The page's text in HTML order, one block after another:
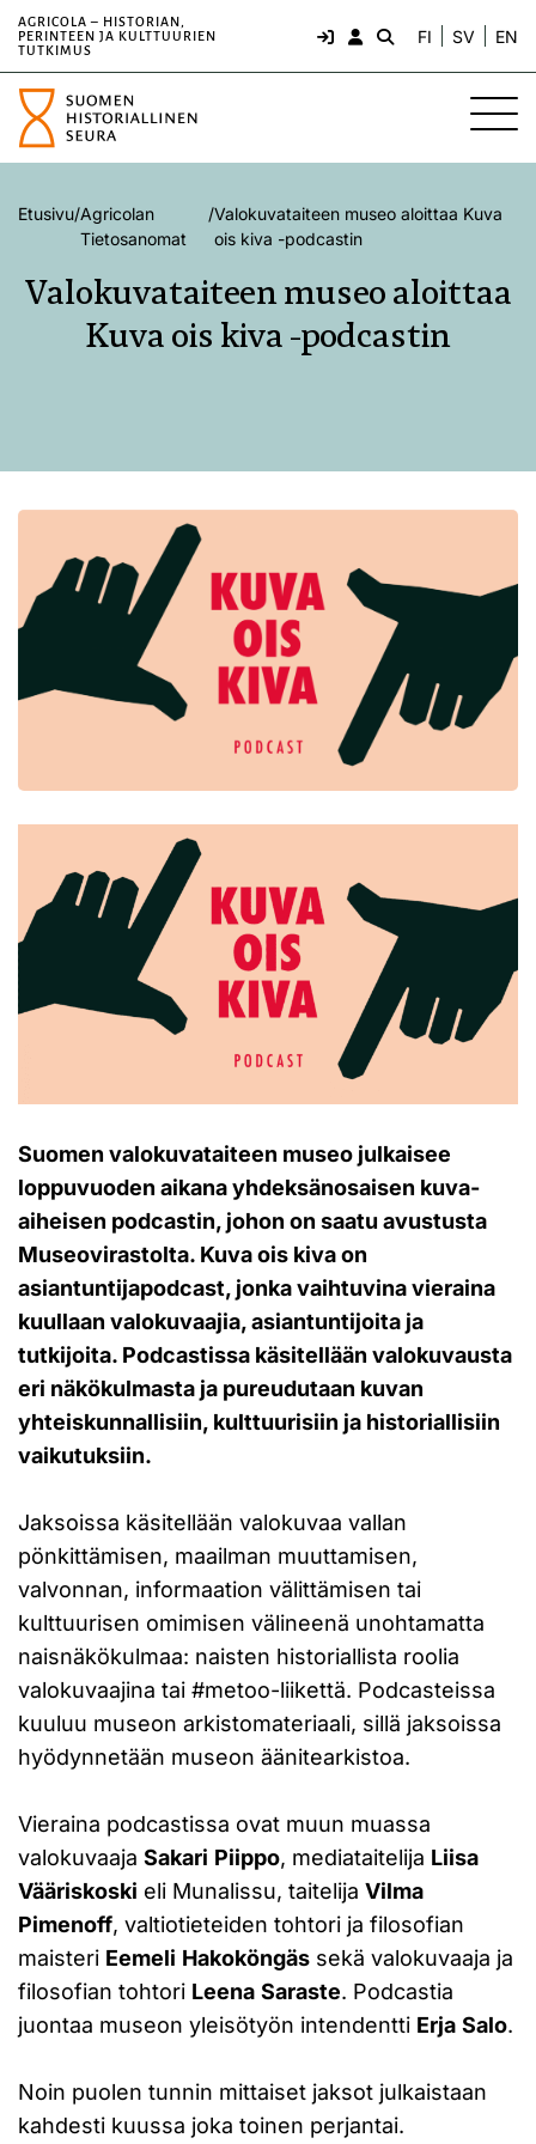
AGRICOLA – HISTORIAN,
PERINTEEN JA KULTTUURIEN
TUTKIMUS
FI SV EN
Etusivu/Agricolan
Tietosanomat
/Valokuvataiteen museo aloittaa Kuva
ois kiva -podcastin
Valokuvataiteen museo aloittaa
Kuva ois kiva -podcastin
Suomen valokuvataiteen museo julkaisee
loppuvuoden aikana yhdeksänosaisen kuva-
aiheisen podcastin, johon on saatu avustusta
Museovirastolta. Kuva ois kiva on
asiantuntijapodcast, jonka vaihtuvina vieraina
kuullaan valokuvaajia, asiantuntijoita ja
tutkijoita. Podcastissa käsitellään valokuvausta
eri näkökulmasta ja pureudutaan kuvan
yhteiskunnallisiin, kulttuurisiin ja historiallisiin
vaikutuksiin.
Jaksoissa käsitellään valokuvaa vallan
pönkittämisen, maailman muuttamisen,
valvonnan, informaation välittämisen tai
kulttuurisen omimisen välineenä unohtamatta
naisnäkökulmaa: naisten historiallista roolia
valokuvaajina tai #metoo-liikettä. Podcasteissa
kuuluu museon arkistomateriaali, sillä jaksoissa
hyödynnetään museon äänitearkistoa.
Vieraina podcastissa ovat muun muassa
valokuvaaja Sakari Piippo, mediataitelija Liisa
Vääriskoski eli Munalissu, taitelija Vilma
Pimenoff, valtiotieteiden tohtori ja filosofian
maisteri Eemeli Hakoköngäs sekä valokuvaaja ja
filosofian tohtori Leena Saraste. Podcastia
juontaa museon yleisötyön intendentti Erja Salo.
Noin puolen tunnin mittaiset jaksot julkaistaan
kahdesti kuussa joka toinen perjantai.